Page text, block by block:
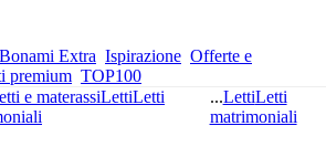
Bonami Extra Ispirazione Offerte e
premium TOP100
e materassiLettiLetti
...LettiLetti
matrimoniali